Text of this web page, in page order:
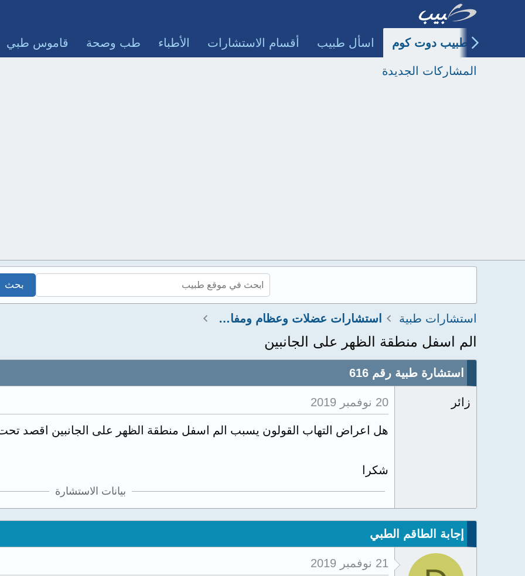
طبيب دوت كوم اسأل طبيب أقسام الاستشارات الأطباء طب وصحة قاموس طبي
المشاركات الجديدة
استشارات طبية استشارات عضلات وعظام ومفاصل
الم اسفل منطقة الظهر على الجانبين
استشارة طبية رقم 616
زائر 20 نوفمبر 2019
هل اعراض التهاب القولون يسبب الم اسفل منطقة الظهر على الجانبين اقصد تحت
شكرا
بيانات الاستشارة
إجابة الطاقم الطبي
21 نوفمبر 2019